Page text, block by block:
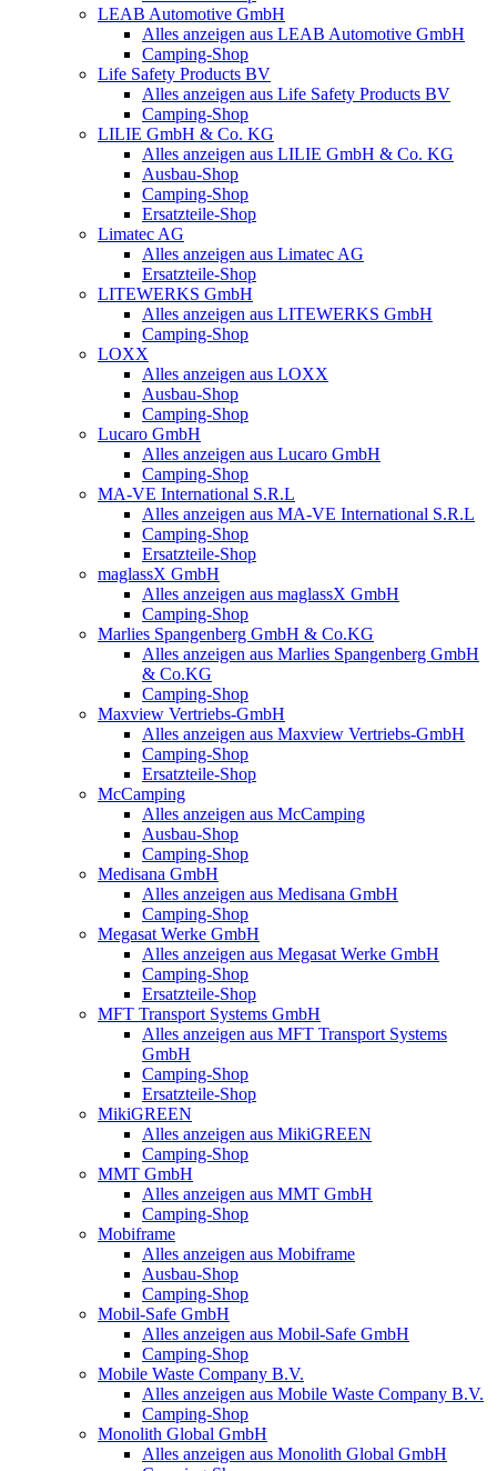
LEAB Automotive GmbH
Alles anzeigen aus LEAB Automotive GmbH
Camping-Shop
Life Safety Products BV
Alles anzeigen aus Life Safety Products BV
Camping-Shop
LILIE GmbH & Co. KG
Alles anzeigen aus LILIE GmbH & Co. KG
Ausbau-Shop
Camping-Shop
Ersatzteile-Shop
Limatec AG
Alles anzeigen aus Limatec AG
Ersatzteile-Shop
LITEWERKS GmbH
Alles anzeigen aus LITEWERKS GmbH
Camping-Shop
LOXX
Alles anzeigen aus LOXX
Ausbau-Shop
Camping-Shop
Lucaro GmbH
Alles anzeigen aus Lucaro GmbH
Camping-Shop
MA-VE International S.R.L
Alles anzeigen aus MA-VE International S.R.L
Camping-Shop
Ersatzteile-Shop
maglassX GmbH
Alles anzeigen aus maglassX GmbH
Camping-Shop
Marlies Spangenberg GmbH & Co.KG
Alles anzeigen aus Marlies Spangenberg GmbH
& Co.KG
Camping-Shop
Maxview Vertriebs-GmbH
Alles anzeigen aus Maxview Vertriebs-GmbH
Camping-Shop
Ersatzteile-Shop
McCamping
Alles anzeigen aus McCamping
Ausbau-Shop
Camping-Shop
Medisana GmbH
Alles anzeigen aus Medisana GmbH
Camping-Shop
Megasat Werke GmbH
Alles anzeigen aus Megasat Werke GmbH
Camping-Shop
Ersatzteile-Shop
MFT Transport Systems GmbH
Alles anzeigen aus MFT Transport Systems
GmbH
Camping-Shop
Ersatzteile-Shop
MikiGREEN
Alles anzeigen aus MikiGREEN
Camping-Shop
MMT GmbH
Alles anzeigen aus MMT GmbH
Camping-Shop
Mobiframe
Alles anzeigen aus Mobiframe
Ausbau-Shop
Camping-Shop
Mobil-Safe GmbH
Alles anzeigen aus Mobil-Safe GmbH
Camping-Shop
Mobile Waste Company B.V.
Alles anzeigen aus Mobile Waste Company B.V.
Camping-Shop
Monolith Global GmbH
Alles anzeigen aus Monolith Global GmbH